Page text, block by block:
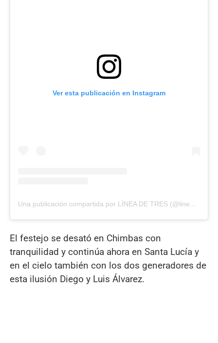
Ver esta publicación en Instagram
Una publicación compartida por LÍNEA DE TRES (@lineade3.sj)
El festejo se desató en Chimbas con
tranquilidad y continúa ahora en Santa Lucía y
en el cielo también con los dos generadores de
esta ilusión Diego y Luis Álvarez.